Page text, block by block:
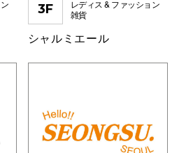
3F
レディス & ファッション
雑貨
シャルミエール